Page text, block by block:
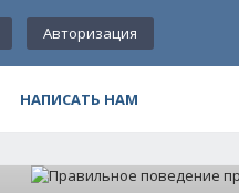
Авторизация
НАПИСАТЬ НАМ